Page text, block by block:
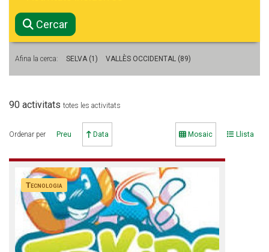
Cercar
Afina la cerca: SELVA (1) VALLÈS OCCIDENTAL (89)
90 activitats totes les activitats
Ordenar per Preu Data Mosaic Llista
Tecnologia
ESPLAIS
CONEIX FUNDESPLAI